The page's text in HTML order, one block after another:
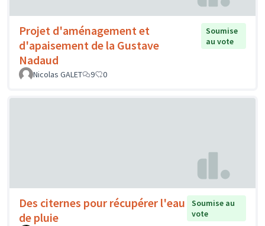
Projet d'aménagement et
d'apaisement de la Gustave
Nadaud
Soumise
au vote
Nicolas GALET 9 0
Des citernes pour récupérer l'eau
de pluie
Soumise au
vote